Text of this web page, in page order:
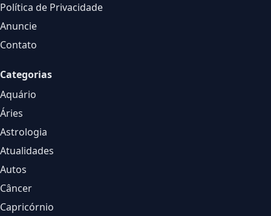
Política de Privacidade
Anuncie
Contato
Categorias
Aquário
Áries
Astrologia
Atualidades
Autos
Câncer
Capricórnio